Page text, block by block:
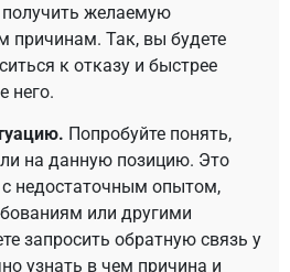
желаемую
причинам. Так, вы будете
к отказу и быстрее
него.
Попробуйте понять,
на данную позицию. Это
недостаточным опытом,
или другими
запросить обратную связь у
узнать в чем причина и